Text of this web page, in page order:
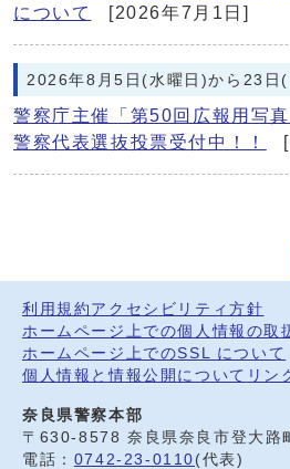
について
[2026年7月1日]
2026年8月5日(水曜日)から23日(
警察庁主催「第50回広報用写
警察代表選抜投票受付中！！
利用規約 アクセシビリティ方針
ホームページ上での個人情報の取
ホームページ上でのSSL について
個人情報と情報公開について リン
奈良県警察本部
〒630-8578 奈良県奈良市登大路
電話： 0742-23-0110 (代表)